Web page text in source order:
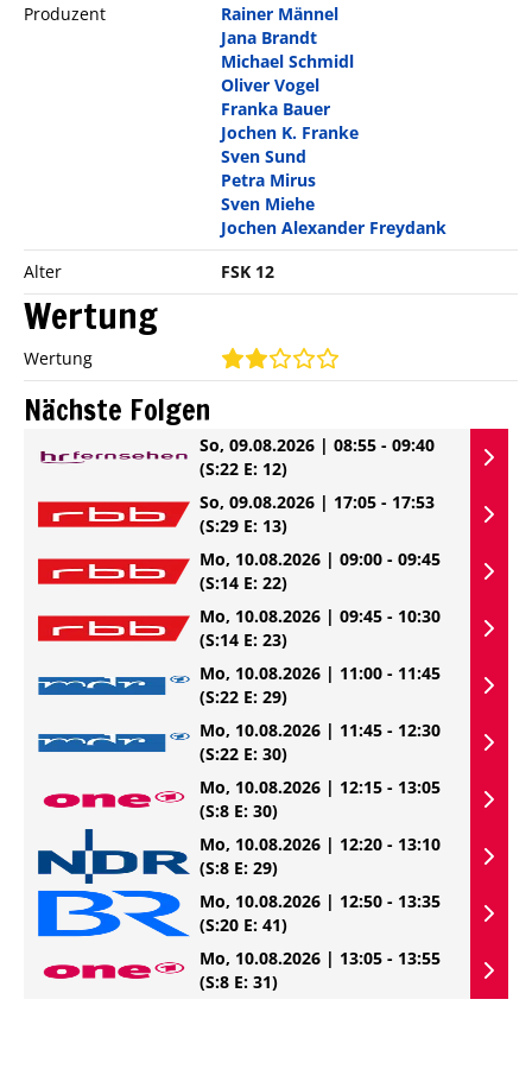
Produzent
Rainer Männel
Jana Brandt
Michael Schmidl
Oliver Vogel
Franka Bauer
Jochen K. Franke
Sven Sund
Petra Mirus
Sven Miehe
Jochen Alexander Freydank
Alter
FSK 12
Wertung
Wertung
Nächste Folgen
So, 09.08.2026 | 08:55 - 09:40
(S:22 E: 12)
So, 09.08.2026 | 17:05 - 17:53
(S:29 E: 13)
Mo, 10.08.2026 | 09:00 - 09:45
(S:14 E: 22)
Mo, 10.08.2026 | 09:45 - 10:30
(S:14 E: 23)
Mo, 10.08.2026 | 11:00 - 11:45
(S:22 E: 29)
Mo, 10.08.2026 | 11:45 - 12:30
(S:22 E: 30)
Mo, 10.08.2026 | 12:15 - 13:05
(S:8 E: 30)
Mo, 10.08.2026 | 12:20 - 13:10
(S:8 E: 29)
Mo, 10.08.2026 | 12:50 - 13:35
(S:20 E: 41)
Mo, 10.08.2026 | 13:05 - 13:55
(S:8 E: 31)